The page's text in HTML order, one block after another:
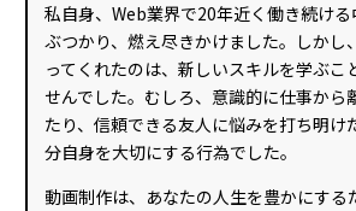
私自身、Web業界で20年近く働き続け
ぶつかり、燃え尽きかけました。しかし
ってくれたのは、新しいスキルを学ぶこ
せんでした。むしろ、意識的に仕事から
たり、信頼できる友人に悩みを打ち明け
分自身を大切にする行為でした。
動画制作は、あなたの人生を豊かにする